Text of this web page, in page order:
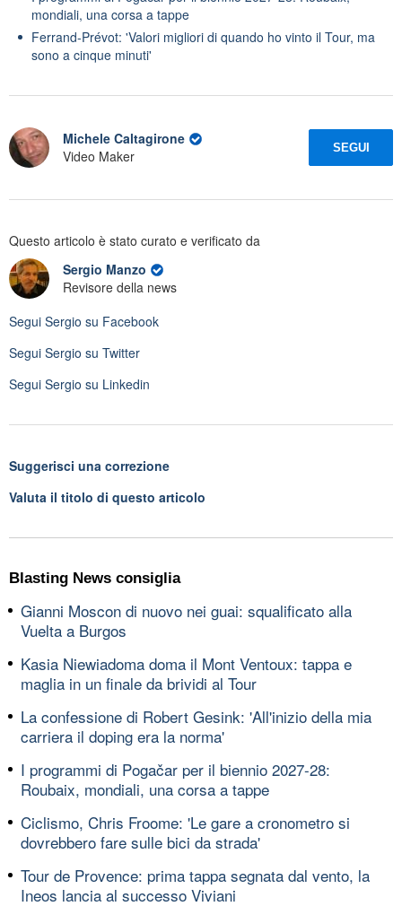
mondiali, una corsa a tappe
Ferrand-Prévot: 'Valori migliori di quando ho vinto il Tour, ma
sono a cinque minuti'
Michele Caltagirone
Video Maker
SEGUI
Questo articolo è stato curato e verificato da
Sergio Manzo
Revisore della news
Segui Sergio su Facebook
Segui Sergio su Twitter
Segui Sergio su Linkedin
Suggerisci una correzione
Valuta il titolo di questo articolo
Blasting News consiglia
Gianni Moscon di nuovo nei guai: squalificato alla
Vuelta a Burgos
Kasia Niewiadoma doma il Mont Ventoux: tappa e
maglia in un finale da brividi al Tour
La confessione di Robert Gesink: 'All'inizio della mia
carriera il doping era la norma'
I programmi di Pogačar per il biennio 2027-28:
Roubaix, mondiali, una corsa a tappe
Ciclismo, Chris Froome: 'Le gare a cronometro si
dovrebbero fare sulle bici da strada'
Tour de Provence: prima tappa segnata dal vento, la
Ineos lancia al successo Viviani